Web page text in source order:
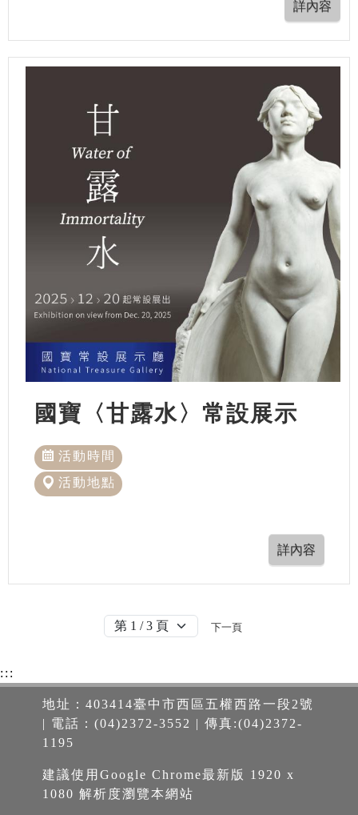
國寶〈甘露水〉常設展示
活動時間
活動地點
下一頁
:::
地址：403414臺中市西區五權西路一段2號
| 電話：(04)2372-3552 | 傳真:(04)2372-
1195
建議使用Google Chrome最新版 1920 x
1080 解析度瀏覽本網站